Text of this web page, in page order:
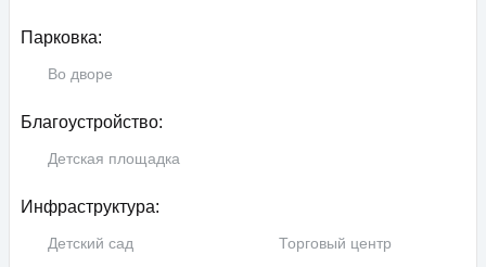
Парковка:
Во дворе
Благоустройство:
Детская площадка
Инфраструктура:
Детский сад
Торговый центр